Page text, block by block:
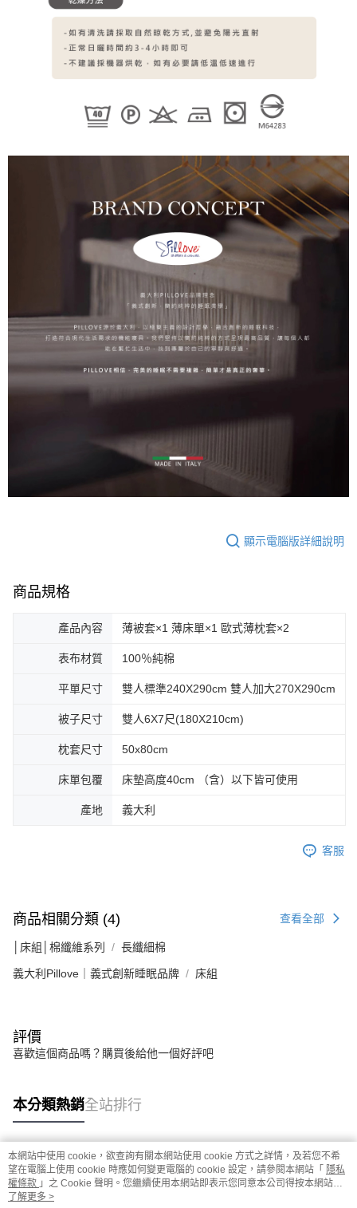
顯示電腦版詳細說明
商品規格
產品內容 薄被套×1 薄床單×1 歐式薄枕套×2
表布材質 100％純棉
平單尺寸 雙人標準240X290cm 雙人加大270X290cm
被子尺寸 雙人6X7尺(180X210cm)
枕套尺寸 50x80cm
床單包覆 床墊高度40cm （含）以下皆可使用
產地 義大利
客服
商品相關分類 (4) 查看全部
│床組│棉纖維系列 長纖細棉
義大利Pillove｜義式創新睡眠品牌 床組
評價
喜歡這個商品嗎？購買後給他一個好評吧
本分類熱銷全站排行
熱門標籤
本網站中使用 cookie，欲查詢有關本網站使用 cookie 方式之詳情，及若您不希
望在電腦上使用 cookie 時應如何變更電腦的 cookie 設定，請參閱本網站「 隱私
權條款 」之 Cookie 聲明。您繼續使用本網站即表示您同意本公司得按本網站使
用條款之 Cookie 聲明使用 cookie。
了解更多 >